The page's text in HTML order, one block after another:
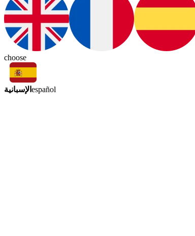
choose
الإسبانية español